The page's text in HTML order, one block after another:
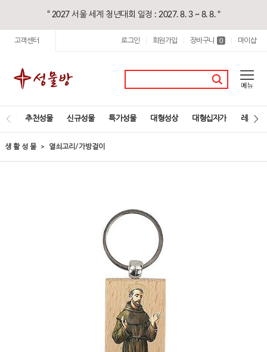
“ 2027 서울 세계 청년대회 일정 : 2027. 8. 3 ~ 8. 8. "
고객센터 로그인 회원가입 장바구니 0 마이샵
추천성물 신규성물 특가성물 대형성상 대형십자가 레지오
생 활 성 물 열쇠고리/가방걸이